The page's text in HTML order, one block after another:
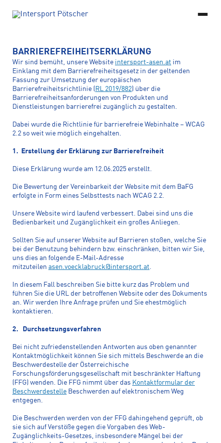
ÜBER UNS
MARKEN & SORTIMENT
SERVICE & BERATUNG
Bikeservice Bikeleasing
Bootfitting Skiservice
ONLINESHOP
EVENTS & WORKSHOPS
KARRIERE
DE
FlexMade
Impressum
Datenschutz Barrierefreiheitserklärung
KONTAKT
07672 72351
shopping@intersport-asen.at
BARRIEREFREIHEITSERKLÄRUNG
Wir sind bemüht, unsere Website intersport-asen.at im
Einklang mit dem Barrierefreiheitsgesetz in der geltenden
Fassung zur Umsetzung der europäischen
Barrierefreiheitsrichtlinie ( RL 2019/882) über die
Barrierefreiheitsanforderungen von Produkten und
Dienstleistungen barrierefrei zugänglich zu gestalten.
Dabei wurde die Richtlinie für barrierefreie Webinhalte – WCAG
2.2 so weit wie möglich eingehalten.
1. Erstellung der Erklärung zur Barrierefreiheit
Diese Erklärung wurde am 12.06.2025 erstellt.
Die Bewertung der Vereinbarkeit der Website mit dem BaFG
erfolgte in Form eines Selbsttests nach WCAG 2.2.
Unsere Website wird laufend verbessert. Dabei sind uns die
Bedienbarkeit und Zugänglichkeit ein großes Anliegen.
Sollten Sie auf unserer Website auf Barrieren stoßen, welche Sie
bei der Benutzung behindern bzw. einschränken, bitten wir Sie,
uns dies an folgende E-Mail-Adresse
mitzuteilen asen.voecklabruck@intersport.at.
In diesem Fall beschreiben Sie bitte kurz das Problem und
führen Sie die URL der betroffenen Website oder des Dokuments
an. Wir werden Ihre Anfrage prüfen und Sie ehestmöglich
kontaktieren.
2. Durchsetzungsverfahren
Bei nicht zufriedenstellenden Antworten aus oben genannter
Kontaktmöglichkeit können Sie sich mittels Beschwerde an die
Beschwerdestelle der Österreichische
Forschungsförderungsgesellschaft mit beschränkter Haftung
(FFG) wenden. Die FFG nimmt über das Kontaktformular der
Beschwerdestelle Beschwerden auf elektronischem Weg
entgegen.
Die Beschwerden werden von der FFG dahingehend geprüft, ob
sie sich auf Verstöße gegen die Vorgaben des Web-
Zugänglichkeits-Gesetzes, insbesondere Mängel bei der